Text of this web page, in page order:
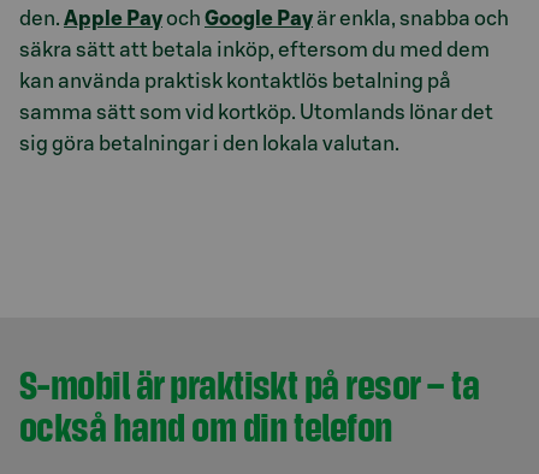
den. Apple Payoch Google Pay är enkla, snabba och
säkra sätt att betala inköp, eftersom du med dem
kan använda praktisk kontaktlös betalning på
samma sätt som vid kortköp. Utomlands lönar det
sig göra betalningar i den lokala valutan.
S-mobil är praktiskt på resor – ta
också hand om din telefon